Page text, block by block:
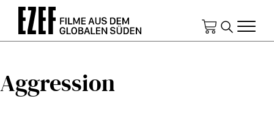
Direkt
Inhalt
Aggression